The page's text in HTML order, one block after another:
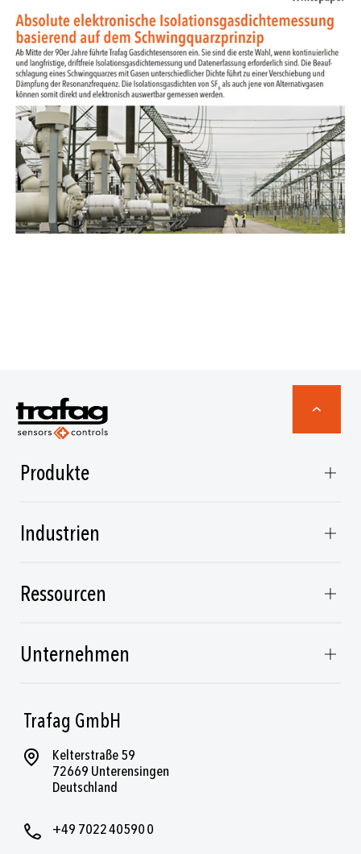
Trafag GmbH
Kelterstraße 59
72669 Unterensingen
Deutschland
+49 7022 40590 0
Produkte
Industrien
Ressourcen
Unternehmen